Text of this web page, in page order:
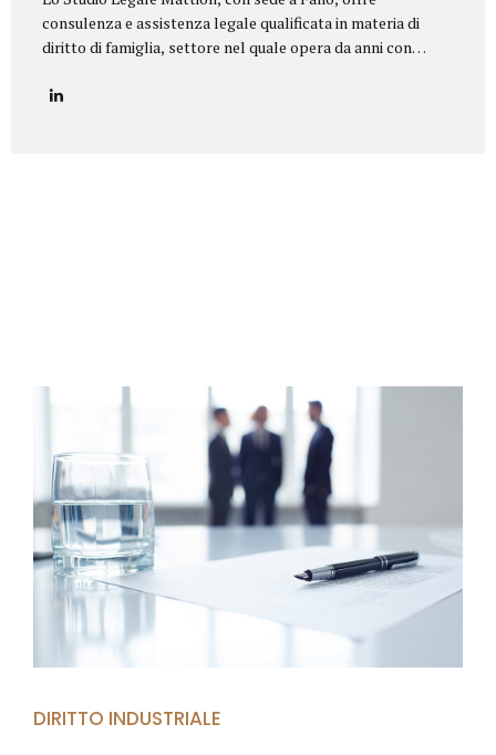
consulenza e assistenza legale qualificata in materia di
diritto di famiglia, settore nel quale opera da anni con
consolidata, lo Studio affronta con professionalità tutte le
DIRITTO INDUSTRIALE